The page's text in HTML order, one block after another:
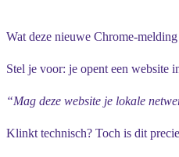
Wat deze nieuwe Chrome-
Stel je voor: je opent een website
“Mag deze website je lokale
Klinkt technisch? Toch is dit